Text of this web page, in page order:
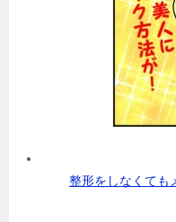
整形をしなくても